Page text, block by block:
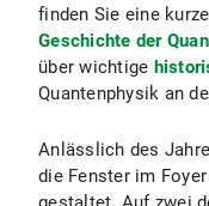
finden Sie eine
Geschichte der
über wichtige
Quantenphysik an
Anlässlich des
die Fenster im